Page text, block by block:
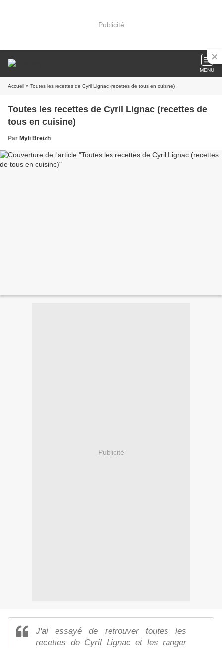
Publicité
MENU
Accueil » Toutes les recettes de Cyril Lignac (recettes de tous en cuisine)
Toutes les recettes de Cyril Lignac (recettes de
tous en cuisine)
Par Myli Breizh
Publicité
J'ai essayé de retrouver toutes les
recettes de Cyril Lignac et les ranger